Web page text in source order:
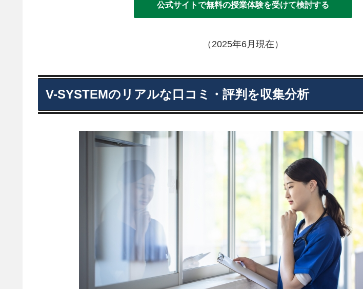
公式サイトで無料の授業体験を受けて検討する
（2025年6月現在）
V-SYSTEMのリアルな口コミ・評判を収集分析